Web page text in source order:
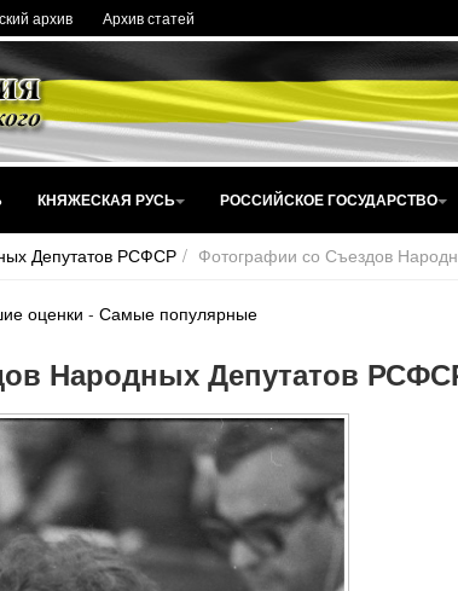
архив Архив статей
КНЯЖЕСКАЯ РУСЬ РОССИЙСКОЕ ГОСУДАРСТВО
Депутатов РСФСР Фотографии со Съездов
оценки -Самые популярные
Народных Депутатов